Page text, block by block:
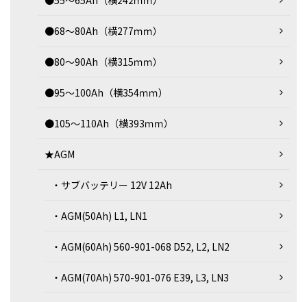
●68～80Ah（横277ｍｍ）
●80～90Ah（横315ｍｍ）
●95～100Ah（横354ｍｍ）
●105～110Ah（横393ｍｍ）
★AGM
・サブバッテリー 12V 12Ah
・AGM(50Ah) L1, LN1
・AGM(60Ah) 560-901-068 D52, L2, LN2
・AGM(70Ah) 570-901-076 E39, L3, LN3